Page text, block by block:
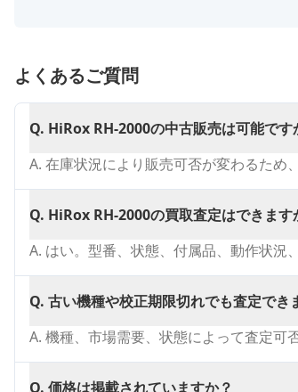
よくあるご質問
Q. HiRox RH-2000の中古販売は可能です
A. 在庫状況により販売可否が変わるため
Q. HiRox RH-2000の買取査定はできます
A. はい。型番、状態、付属品、動作状況
Q. 古い機種や校正期限切れでも査定でき
A. 機種、市場需要、状態によって査定可
Q. 価格は掲載されていますか？